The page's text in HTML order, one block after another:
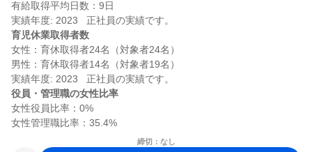
有給取得平均日数：9日
育児休業取得者数
女性：育休取得者24名（対象者24名）
男性：育休取得者14名（対象者19名）
役員・管理職の女性比率
女性役員比率：0%
締切：なし